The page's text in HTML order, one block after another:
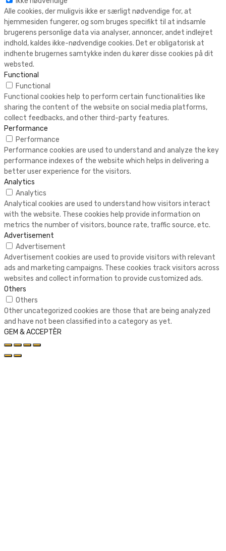
Alle cookies, der muligvis ikke er særligt nødvendige for, at
hjemmesiden fungerer, og som bruges specifikt til at indsamle
brugerens personlige data via analyser, annoncer, andet indlejret
indhold, kaldes ikke-nødvendige cookies. Det er obligatorisk at
indhente brugernes samtykke inden du kører disse cookies på dit
websted.
Functional
Functional
Functional cookies help to perform certain functionalities like
sharing the content of the website on social media platforms,
collect feedbacks, and other third-party features.
Performance
Performance
Performance cookies are used to understand and analyze the key
performance indexes of the website which helps in delivering a
better user experience for the visitors.
Analytics
Analytics
Analytical cookies are used to understand how visitors interact
with the website. These cookies help provide information on
metrics the number of visitors, bounce rate, traffic source, etc.
Advertisement
Advertisement
Advertisement cookies are used to provide visitors with relevant
ads and marketing campaigns. These cookies track visitors across
websites and collect information to provide customized ads.
Others
Others
Other uncategorized cookies are those that are being analyzed
and have not been classified into a category as yet.
GEM & ACCEPTÈR